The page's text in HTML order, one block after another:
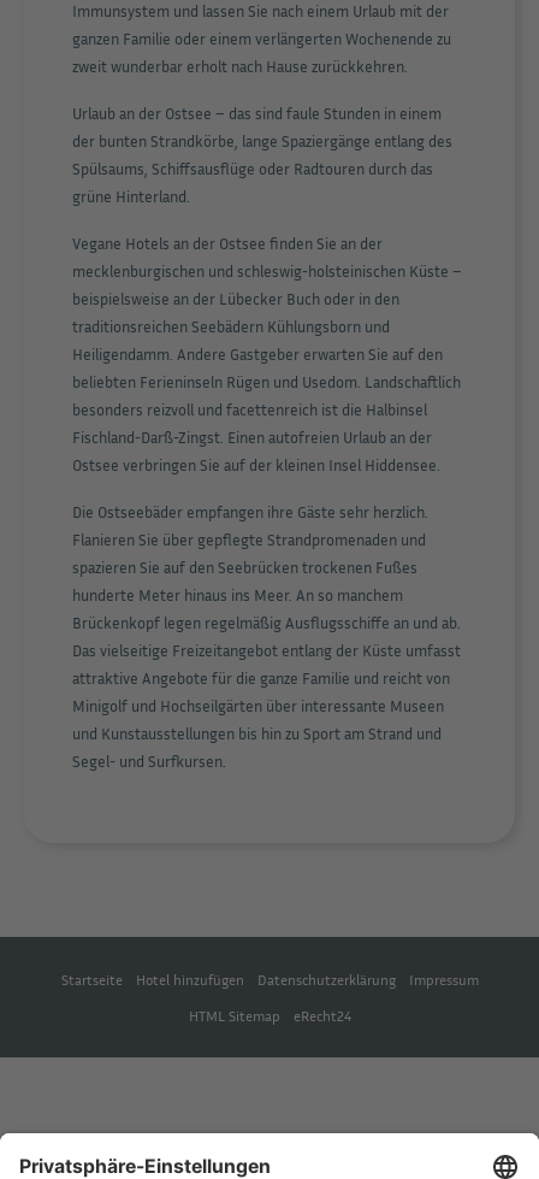
Immunsystem und lassen Sie nach einem Urlaub mit der
ganzen Familie oder einem verlängerten Wochenende zu
zweit wunderbar erholt nach Hause zurückkehren.
Urlaub an der Ostsee – das sind faule Stunden in einem
der bunten Strandkörbe, lange Spaziergänge entlang des
Spülsaums, Schiffsausflüge oder Radtouren durch das
grüne Hinterland.
Vegane Hotels an der Ostsee finden Sie an der
mecklenburgischen und schleswig-holsteinischen Küste –
beispielsweise an der Lübecker Buch oder in den
traditionsreichen Seebädern Kühlungsborn und
Heiligendamm. Andere Gastgeber erwarten Sie auf den
beliebten Ferieninseln Rügen und Usedom. Landschaftlich
besonders reizvoll und facettenreich ist die Halbinsel
Fischland-Darß-Zingst. Einen autofreien Urlaub an der
Ostsee verbringen Sie auf der kleinen Insel Hiddensee.
Die Ostseebäder empfangen ihre Gäste sehr herzlich.
Flanieren Sie über gepflegte Strandpromenaden und
spazieren Sie auf den Seebrücken trockenen Fußes
hunderte Meter hinaus ins Meer. An so manchem
Brückenkopf legen regelmäßig Ausflugsschiffe an und ab.
Das vielseitige Freizeitangebot entlang der Küste umfasst
attraktive Angebote für die ganze Familie und reicht von
Minigolf und Hochseilgärten über interessante Museen
und Kunstausstellungen bis hin zu Sport am Strand und
Segel- und Surfkursen.
Startseite Hotel hinzufügen Datenschutzerklärung
Impressum
HTML Sitemap
eRecht24